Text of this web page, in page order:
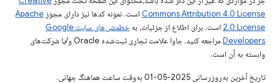
Commons Attribution 4.0 License است. نمونه کدها نیز دارای مجوز Apache
2.0 License است. برای اطلاع از جزئیات، به
خطمشی‌های سایت Google
Developers‏
مراجعه کنید. جاوا علامت تجاری ثبت‌شده Oracle و/یا شرکت‌های
وابسته به آن است.
تاریخ آخرین به‌روزرسانی 2025-05-01 به‌وقت ساعت هماهنگ جهانی.